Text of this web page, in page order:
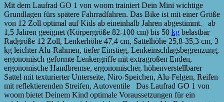
Mit dem Laufrad GO 1 von woom trainiert Dein Mini wichtige
Grundlagen fürs spätere Fahrradfahren. Das Bike ist mit einer Größe
von 12 Zoll optimal auf Kids ab eineinhalb Jahren abgestimmt. ab
1,5 Jahren geeignet (Körpergröße 82-100 cm) bis 50 kg belastbar
Radgröße 12 Zoll, Lenkerhöhe 47,4 cm, Sattelhöhe 25,8-35,3 cm, 3
kg leichter Alu-Rahmen, tiefer Einstieg, Lenkeinschlagsbegrenzung,
ergonomisch geformte Lenkergriffe mit extragroßen Enden,
ergonomische Handbremse, ergonomischer, höhenverstellbarer
Sattel mit texturierter Unterseite, Niro-Speichen, Alu-Felgen, Reifen
mit reflektierenden Streifen, Autoventile Das Laufrad GO 1 von
woom bietet Deinem Kind optimale Voraussetzungen für ein